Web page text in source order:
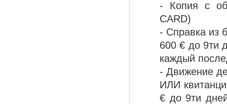
- Копия с
CARD)
- Справка из
600 € до 9ти
каждый
- Движение
ИЛИ
€ до 9ти